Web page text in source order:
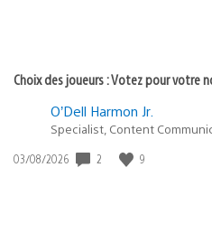
Choix des joueurs : Votez pour votre
O’Dell Harmon Jr.
Specialist, Content
Date
03/08/2026 2 9